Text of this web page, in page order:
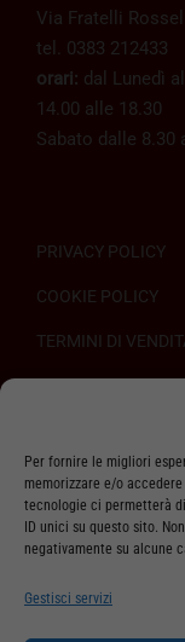
Per fornire le migliori
memorizzare e/o
tecnologie ci permetterà
ID unici su questo sito.
negativamente su alcune
Gestisci servizi
Via Fratelli
tel. 0383 212433
orari: dal Lunedì
14.00 alle 18.30
Sabato dalle 8.30
PRIVACY POLICY
COOKIE POLICY
TERMINI DI
ASSISTENZA
SPEDIZIONI